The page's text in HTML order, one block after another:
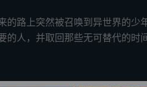
路上突然被召唤到异世界的少
的人，并取回那些无可替代的时